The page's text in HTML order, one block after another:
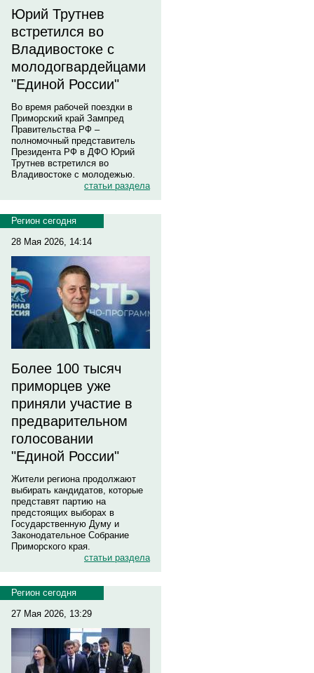
Юрий Трутнев
встретился во
Владивостоке с
молодогвардейцами
"Единой России"
Во время рабочей поездки в
Приморский край Зампред
Правительства РФ –
полномочный представитель
Президента РФ в ДФО Юрий
Трутнев встретился во
Владивостоке с молодежью.
статьи раздела
Регион сегодня
28 Мая 2026, 14:14
Более 100 тысяч
приморцев уже
приняли участие в
предварительном
голосовании
"Единой России"
Жители региона продолжают
выбирать кандидатов, которые
представят партию на
предстоящих выборах в
Государственную Думу и
Законодательное Собрание
Приморского края.
статьи раздела
Регион сегодня
27 Мая 2026, 13:29